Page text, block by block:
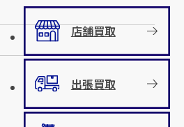
店舗買取
出張買取